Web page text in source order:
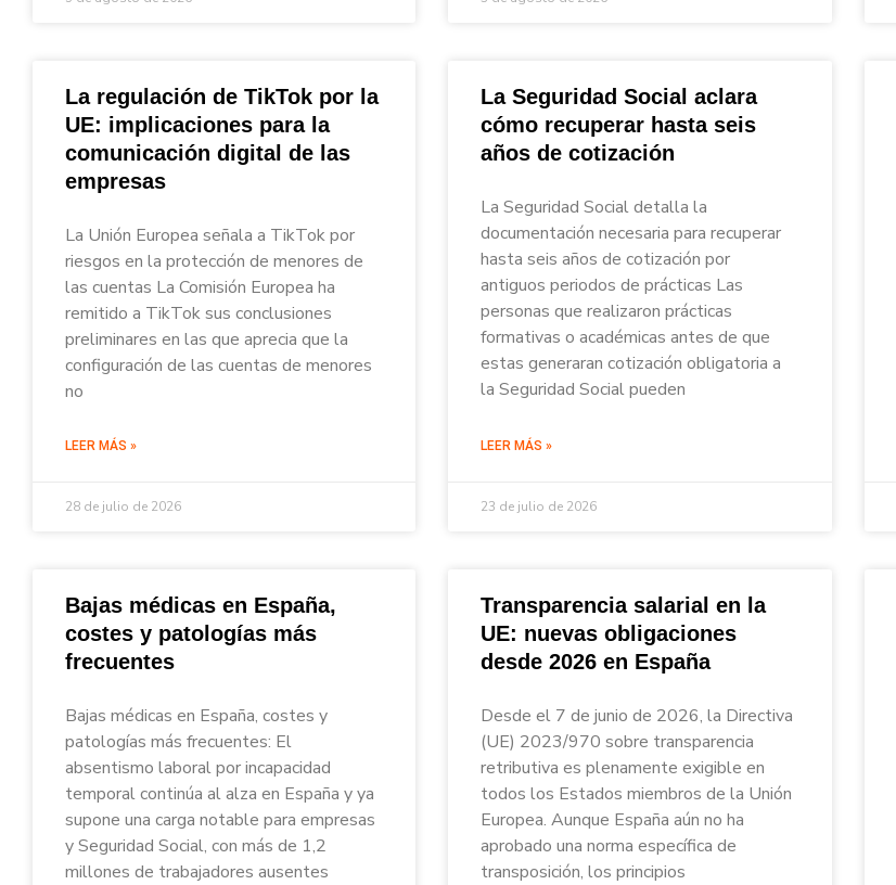
La regulación de TikTok por la
UE: implicaciones para la
comunicación digital de las
empresas
La Unión Europea señala a TikTok por
riesgos en la protección de menores de
las cuentas La Comisión Europea ha
remitido a TikTok sus conclusiones
preliminares en las que aprecia que la
configuración de las cuentas de menores
no
LEER MÁS »
28 de julio de 2026
La Seguridad Social aclara
cómo recuperar hasta seis
años de cotización
La Seguridad Social detalla la
documentación necesaria para recuperar
hasta seis años de cotización por
antiguos periodos de prácticas Las
personas que realizaron prácticas
formativas o académicas antes de que
estas generaran cotización obligatoria a
la Seguridad Social pueden
LEER MÁS »
23 de julio de 2026
Bajas médicas en España,
costes y patologías más
frecuentes
Bajas médicas en España, costes y
patologías más frecuentes: El
absentismo laboral por incapacidad
temporal continúa al alza en España y ya
supone una carga notable para empresas
y Seguridad Social, con más de 1,2
millones de trabajadores ausentes
Transparencia salarial en la
UE: nuevas obligaciones
desde 2026 en España
Desde el 7 de junio de 2026, la Directiva
(UE) 2023/970 sobre transparencia
retributiva es plenamente exigible en
todos los Estados miembros de la Unión
Europea. Aunque España aún no ha
aprobado una norma específica de
transposición, los principios